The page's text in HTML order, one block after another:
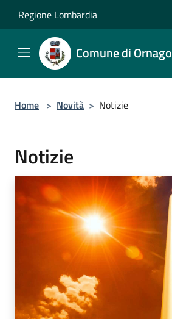
Regione Lombardia
Comune di Ornago
Home > Novità > Notizie
Notizie